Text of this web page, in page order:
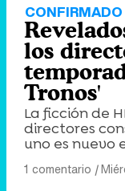
CONFIRMADO
los
Tronos'
La ficción de
directores
uno es nuevo
1 comentario |